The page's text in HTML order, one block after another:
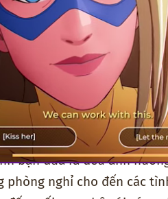
bạn đưa ra đều ảnh
phòng nghỉ cho đến các